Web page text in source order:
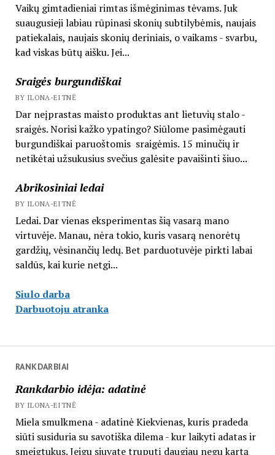
Vaikų gimtadieniai rimtas išmėginimas tėvams. Juk
suaugusieji labiau rūpinasi skonių subtilybėmis, naujais
patiekalais, naujais skonių deriniais, o vaikams - svarbu,
kad viskas būtų aišku. Jei...
Sraigės burgundiškai
BY ILONA-EITNĖ
Dar neįprastas maisto produktas ant lietuvių stalo -
sraigės. Norisi kažko ypatingo? Siūlome pasimėgauti
burgundiškai paruoštomis sraigėmis. 15 minučių ir
netikėtai užsukusius svečius galėsite pavaišinti šiuo...
Abrikosiniai ledai
BY ILONA-EITNĖ
Ledai. Dar vienas eksperimentas šią vasarą mano
virtuvėje. Manau, nėra tokio, kuris vasarą nenorėtų
gardžių, vėsinančių ledų. Bet parduotuvėje pirkti labai
saldūs, kai kurie netgi...
Siulo darba
Darbuotoju atranka
RANKDARBIAI
Rankdarbio idėja: adatinė
BY ILONA-EITNĖ
Miela smulkmena - adatinė Kiekvienas, kuris pradeda
siūti susiduria su savotiška dilema - kur laikyti adatas ir
smeigtukus. Jeigu siuvate truputį daugiau negu kartą